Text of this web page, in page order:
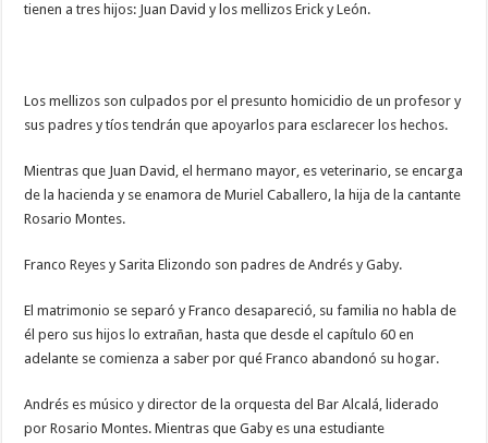
tienen a tres hijos: Juan David y los mellizos Erick y León.
Los mellizos son culpados por el presunto homicidio de un profesor y
sus padres y tíos tendrán que apoyarlos para esclarecer los hechos.
Mientras que Juan David, el hermano mayor, es veterinario, se encarga
de la hacienda y se enamora de Muriel Caballero, la hija de la cantante
Rosario Montes.
Franco Reyes y Sarita Elizondo son padres de Andrés y Gaby.
El matrimonio se separó y Franco desapareció, su familia no habla de
él pero sus hijos lo extrañan, hasta que desde el capítulo 60 en
adelante se comienza a saber por qué Franco abandonó su hogar.
Andrés es músico y director de la orquesta del Bar Alcalá, liderado
por Rosario Montes. Mientras que Gaby es una estudiante